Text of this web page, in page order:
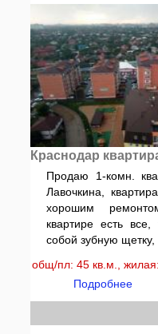
Краснодар
Продаю 1-комн.
Лавочкина,
хорошим
квартире есть все,
собой зубную щетку,
общ/пл: 45 кв.м.,
Подробнее